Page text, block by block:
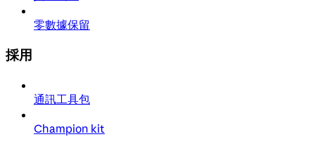
零數據保留
採用
通訊工具包
Champion kit